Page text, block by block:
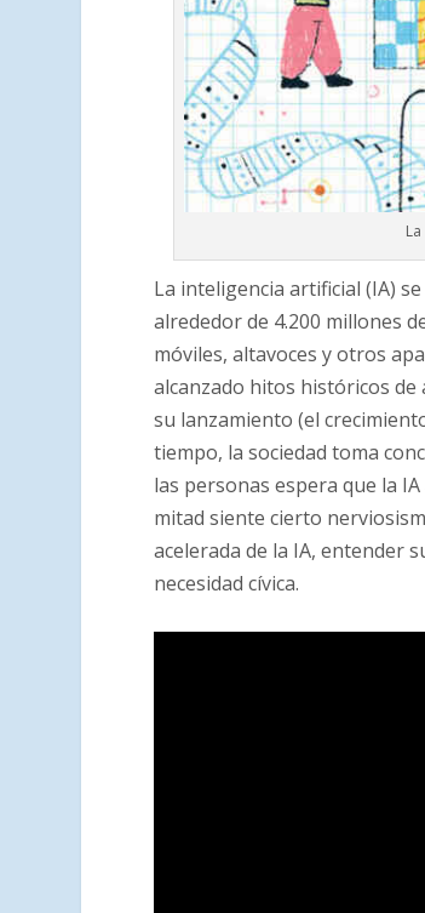
La inteligencia artificial (IA)
alrededor de 4.200 millones
móviles, altavoces y otros
alcanzado hitos históricos
su lanzamiento (el
tiempo, la sociedad toma
las personas espera que la
mitad siente cierto
acelerada de la IA, entender
necesidad cívica.